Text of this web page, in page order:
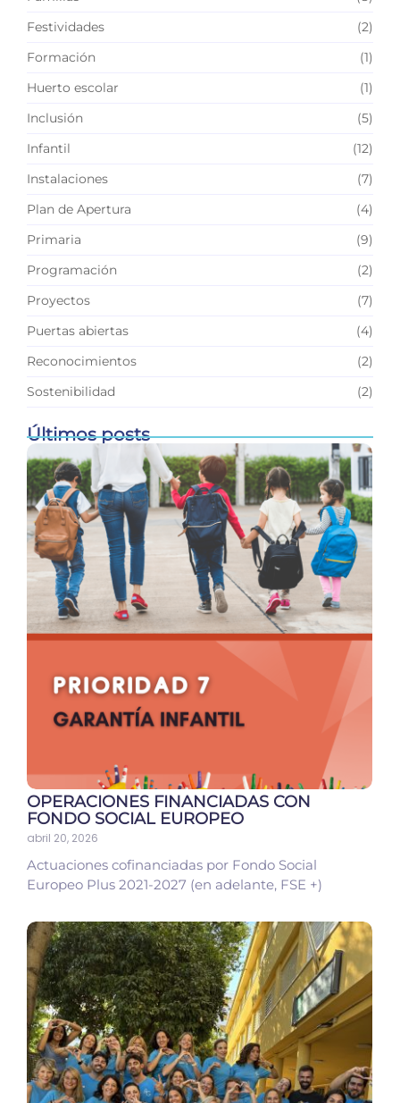
Festividades
(2)
Formación
(1)
Huerto escolar
(1)
Inclusión
(5)
Infantil
(12)
Instalaciones
(7)
Plan de Apertura
(4)
Primaria
(9)
Programación
(2)
Proyectos
(7)
Puertas abiertas
(4)
Reconocimientos
(2)
Sostenibilidad
(2)
Últimos posts
OPERACIONES FINANCIADAS CON
FONDO SOCIAL EUROPEO
abril 20, 2026
Actuaciones cofinanciadas por Fondo Social
Europeo Plus 2021-2027 (en adelante, FSE +)